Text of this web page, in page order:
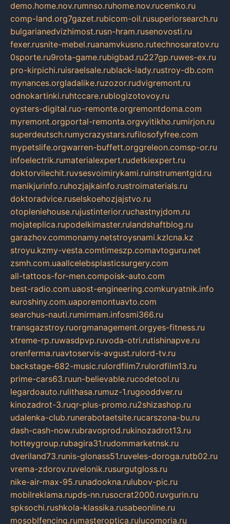
demo.home.nov.rumnso.ruhome.nov.rucemko.ru
comp-land.org7gazet.rubicom-oil.rusuperiorsearch.ru
bulgarianedvizhimost.rusn-hram.rusenovosti.ru
fexer.rusnite-mebel.ruanamvkusno.rutechnosaratov.ru
0sporte.ru9rota-game.rubigbad.ru227gp.ruwes-ex.ru
pro-kirpichi.ruisraelsale.rublack-lady.rustroy-db.com
mynances.orgladalike.ruzozor.rudvigremont.ru
odnokartinki.ruhtccare.rublogizotovoy.ru
oysters-digital.ruo-remonte.orgremontdoma.com
myremont.orgportal-remonta.orgvyitikho.rumirjon.ru
superdeutsch.rumycrazystars.rufilosofyfree.com
mypetslife.orgwarren-buffett.orggreleon.comsp-or.ru
infoelectrik.rumaterialexpert.rudetkiexpert.ru
doktorvilechit.ruvsesvoimirykami.ruinstrumentgid.ru
manikjurinfo.ruhozjajkainfo.rustroimaterials.ru
doktoradvice.ruselskoehozjajstvo.ru
otopleniehouse.rujustinterior.ruchastnyjdom.ru
mojateplica.rupodelkimaster.rulandshaftblog.ru
garazhov.commonamy.netstroysnami.kzlcna.kz
stroyu.kzmy-vesta.comtimeszp.comavtoguru.net
zsmh.com.uaallcelebsplasticsurgery.com
all-tattoos-for-men.compoisk-auto.com
best-radio.com.uaost-engineering.comkuryatnik.info
euroshiny.com.uaporemontuavto.com
searchus-nauti.rumirmam.infosmi366.ru
transgazstroy.ruorgmanagement.orgyes-fitness.ru
xtreme-rp.ruwasdpvp.ruvoda-otri.rutishinapve.ru
orenferma.ruavtoservis-avgust.rulord-tv.ru
backstage-682-music.rulordfilm7.rulordfilm13.ru
prime-cars63.ruun-believable.rucodetool.ru
legardoauto.rulithasa.rumuz-1.rugooddver.ru
kinozadrot-3.ruqr-plus-promo.ru2shizashop.ru
udalenka-club.runerabotaetsite.rucarszona-bu.ru
dash-cash-now.rubravoprod.rukinozadrot13.ru
hotteygroup.rubagira31.rudommarketnsk.ru
dveriland73.runis-glonass51.ruveles-doroga.rutb02.ru
vrema-zdorov.ruvelonik.rusurgutgloss.ru
nike-air-max-95.runadookna.rulubov-pic.ru
mobilreklama.rupds-nn.rusocrat2000.ruvgurin.ru
spksochi.rushkola-klassika.rusabeonline.ru
mosoblfencing.rumasteroptica.rulucomoria.ru